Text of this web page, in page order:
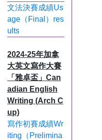
文法決賽成績Us
age（Final）res
ults
2024-25年加拿
大英文寫作大賽
「雅卓盃」Can
adian English
Writing (Arch C
up)
寫作初賽成績Wr
iting（Prelimina